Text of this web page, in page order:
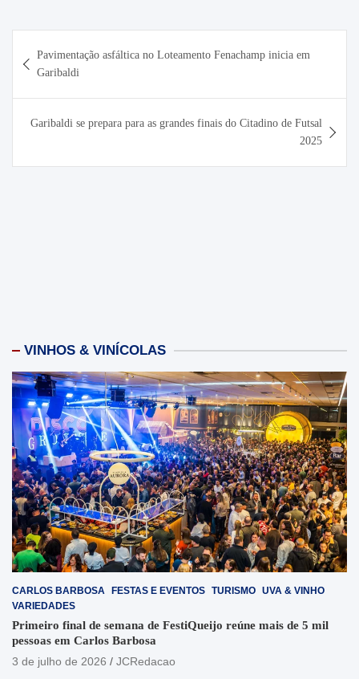
de
Post
Pavimentação asfáltica no Loteamento Fenachamp inicia em
Garibaldi
Garibaldi se prepara para as grandes finais do Citadino de Futsal
2025
VINHOS & VINÍCOLAS
CARLOS BARBOSA FESTAS E EVENTOS TURISMO UVA & VINHO
VARIEDADES
Primeiro final de semana de FestiQueijo reúne mais de 5 mil
pessoas em Carlos Barbosa
3 de julho de 2026
JCRedacao